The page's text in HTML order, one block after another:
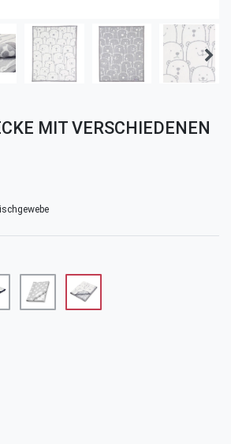
MIT VERSCHIEDENEN